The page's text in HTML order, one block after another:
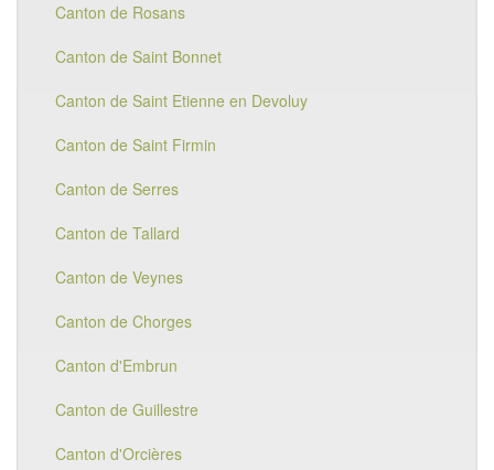
Canton de Rosans
Canton de Saint Bonnet
Canton de Saint Etienne en Devoluy
Canton de Saint Firmin
Canton de Serres
Canton de Tallard
Canton de Veynes
Canton de Chorges
Canton d'Embrun
Canton de Guillestre
Canton d'Orcières